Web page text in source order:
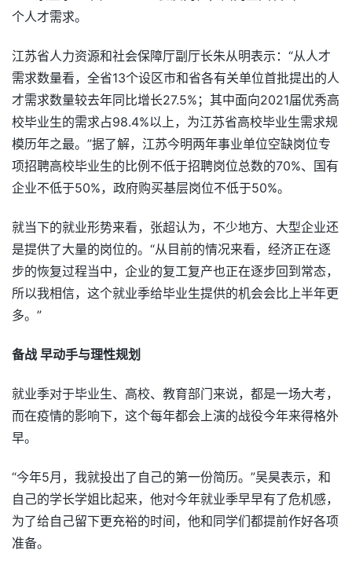
个人才需求。
江苏省人力资源和社会保障厅副厅长朱从明表示：“从人才
需求数量看，全省13个设区市和省各有关单位首批提出的人
才需求数量较去年同比增长27.5%；其中面向2021届优秀高
校毕业生的需求占98.4%以上，为江苏省高校毕业生需求规
模历年之最。”据了解，江苏今明两年事业单位空缺岗位专
项招聘高校毕业生的比例不低于招聘岗位总数的70%、国有
企业不低于50%，政府购买基层岗位不低于50%。
就当下的就业形势来看，张超认为，不少地方、大型企业还
是提供了大量的岗位的。“从目前的情况来看，经济正在逐
步的恢复过程当中，企业的复工复产也正在逐步回到常态，
所以我相信，这个就业季给毕业生提供的机会会比上半年更
多。”
备战 早动手与理性规划
就业季对于毕业生、高校、教育部门来说，都是一场大考，
而在疫情的影响下，这个每年都会上演的战役今年来得格外
早。
“今年5月，我就投出了自己的第一份简历。”吴昊表示，和
自己的学长学姐比起来，他对今年就业季早早有了危机感，
为了给自己留下更充裕的时间，他和同学们都提前作好各项
准备。